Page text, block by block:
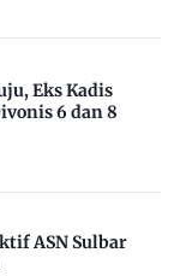
Eks Kadis
6 dan 8
ASN Sulbar